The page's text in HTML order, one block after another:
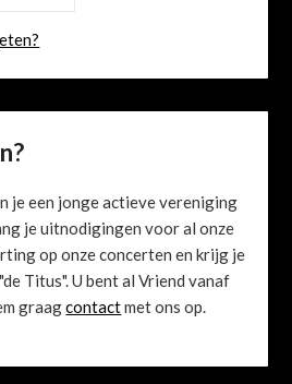
je een jonge actieve vereniging
je uitnodigingen voor al onze
op onze concerten en krijg je
Titus". U bent al Vriend vanaf
graagcontactmet ons op.